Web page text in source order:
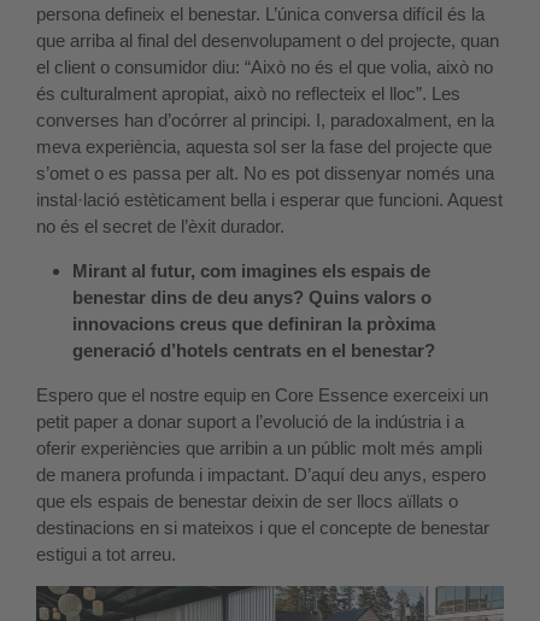
persona defineix el benestar. L’única conversa difícil és la
que arriba al final del desenvolupament o del projecte, quan
el client o consumidor diu: “Això no és el que volia, això no
és culturalment apropiat, això no reflecteix el lloc”. Les
converses han d’ocórrer al principi. I, paradoxalment, en la
meva experiència, aquesta sol ser la fase del projecte que
s’omet o es passa per alt. No es pot dissenyar només una
instal·lació estèticament bella i esperar que funcioni. Aquest
no és el secret de l’èxit durador.
Mirant al futur, com imagines els espais de
benestar dins de deu anys? Quins valors o
innovacions creus que definiran la pròxima
generació d’hotels centrats en el benestar?
Espero que el nostre equip en Core Essence exerceixi un
petit paper a donar suport a l’evolució de la indústria i a
oferir experiències que arribin a un públic molt més ampli
de manera profunda i impactant. D’aquí deu anys, espero
que els espais de benestar deixin de ser llocs aïllats o
destinacions en si mateixos i que el concepte de benestar
estigui a tot arreu.